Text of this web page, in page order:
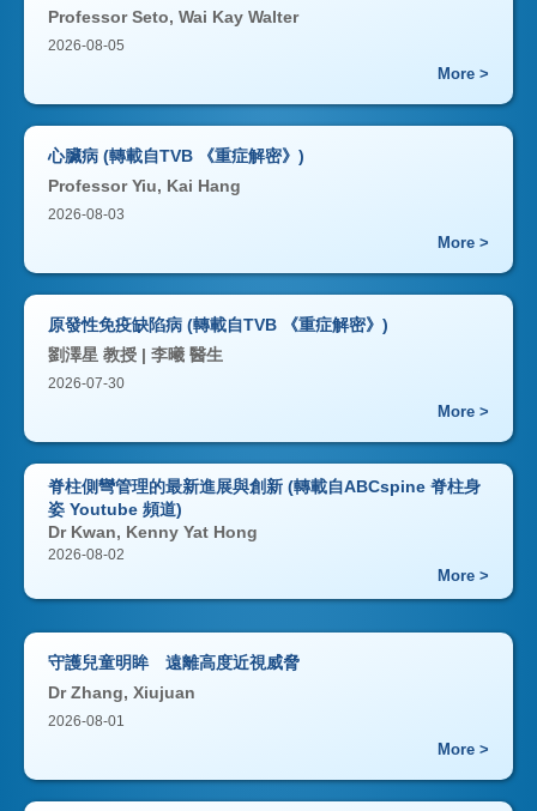
Professor Seto, Wai Kay Walter
2026-08-05
More >
心臟病 (轉載自TVB 《重症解密》)
Professor Yiu, Kai Hang
2026-08-03
More >
原發性免疫缺陷病 (轉載自TVB 《重症解密》)
劉澤星 教授 | 李曦 醫生
2026-07-30
More >
脊柱側彎管理的最新進展與創新 (轉載自ABCspine 脊柱身
姿 Youtube 頻道)
Dr Kwan, Kenny Yat Hong
2026-08-02
More >
守護兒童明眸 遠離高度近視威脅
Dr Zhang, Xiujuan
2026-08-01
More >